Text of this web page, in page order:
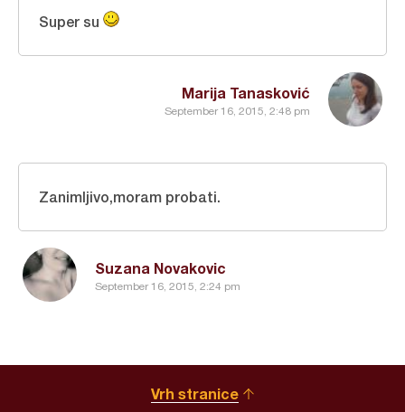
Marija Tanasković
September 16, 2015, 2:48 pm
Super su
Suzana Novakovic
September 16, 2015, 2:24 pm
Zanimljivo,moram probati.
Vrh stranice